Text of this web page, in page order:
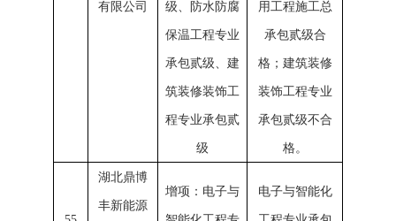
有限公司 级、防水防腐
保温工程专业
承包贰级、建
筑装修装饰工
程专业承包贰
级
用工程施工总
承包贰级合
格；建筑装修
装饰工程专业
承包贰级不合
格。
湖北鼎博
丰新能源
增项：电子与 电子与智能化